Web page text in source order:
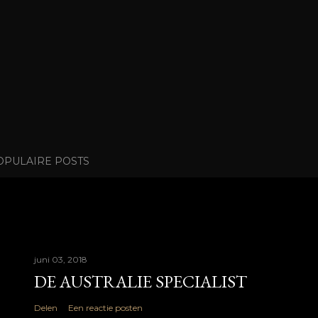
POSTS
juni 03, 2018
DE AUSTRALIE SPECIALIST
Delen Een reactie posten